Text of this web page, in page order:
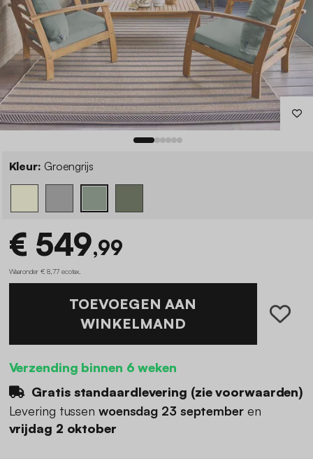
Kleur: Groengrijs
€ 549,99
Waaronder € 8,77 ecotax
TOEVOEGEN AAN
WINKELMAND
Verzending binnen 6 weken
Gratis standaardlevering (zie voorwaarden)
Levering tussen woensdag 23 septemberen
vrijdag 2 oktober